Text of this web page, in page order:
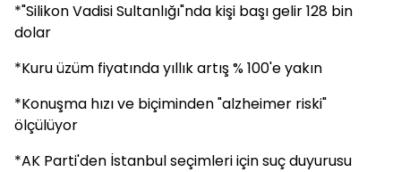
*"Silikon Vadisi Sultanlığı"nda kişi başı gelir 128 bin
dolar
*Kuru üzüm fiyatında yıllık artış % 100'e yakın
*Konuşma hızı ve biçiminden "alzheimer riski"
ölçülüyor
*AK Parti'den İstanbul seçimleri için suç duyurusu